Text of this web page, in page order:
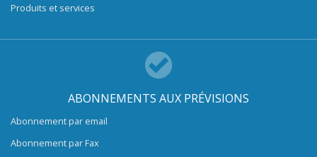
Produits et services
ABONNEMENTS AUX PRÉVISIONS
Abonnement par email
Abonnement par Fax